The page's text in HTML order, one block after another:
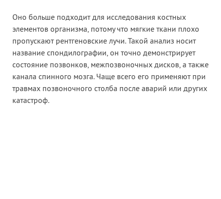
Оно больше подходит для исследования костных
элементов организма, потому что мягкие ткани плохо
пропускают рентгеновские лучи. Такой анализ носит
название спондилографии, он точно демонстрирует
состояние позвонков, межпозвоночных дисков, а также
канала спинного мозга. Чаще всего его применяют при
травмах позвоночного столба после аварий или других
катастроф.